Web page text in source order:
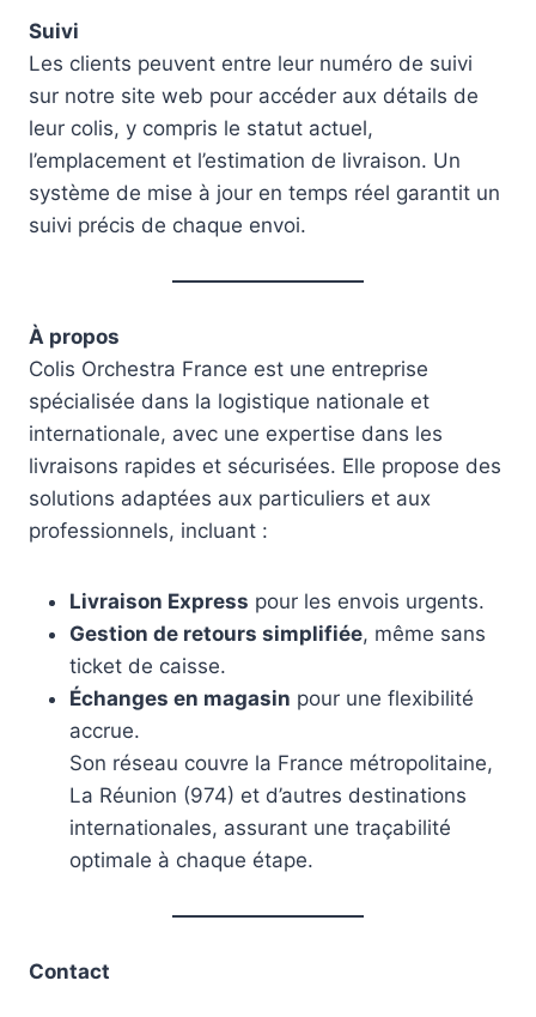
Suivi
Les clients peuvent entre leur numéro de suivi
sur notre site web pour accéder aux détails de
leur colis, y compris le statut actuel,
l’emplacement et l’estimation de livraison. Un
système de mise à jour en temps réel garantit un
suivi précis de chaque envoi.
À propos
Colis Orchestra France est une entreprise
spécialisée dans la logistique nationale et
internationale, avec une expertise dans les
livraisons rapides et sécurisées. Elle propose des
solutions adaptées aux particuliers et aux
professionnels, incluant :
Livraison Express pour les envois urgents.
Gestion de retours simplifiée, même sans
ticket de caisse.
Échanges en magasin pour une flexibilité
accrue.
Son réseau couvre la France métropolitaine,
La Réunion (974) et d’autres destinations
internationales, assurant une traçabilité
optimale à chaque étape.
Contact